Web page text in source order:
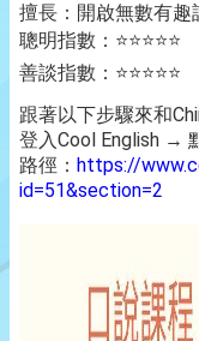
擅長：開啟無數有趣
聰明指數：⭐️⭐️⭐️⭐️⭐️
善談指數：⭐️⭐️⭐️⭐️⭐️
跟著以下步驟來和
登入Cool English →
路徑： https://
id=51&section=2